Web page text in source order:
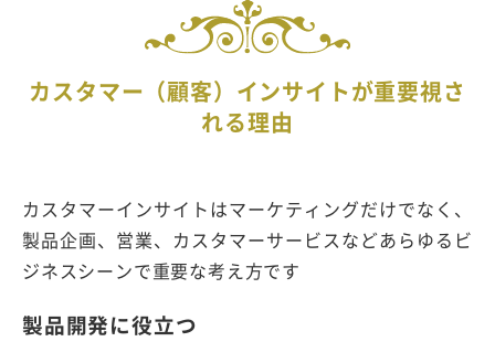
カスタマー（顧客）インサイトが重要視さ
れる理由
カスタマーインサイトはマーケティングだけでなく、
製品企画、営業、カスタマーサービスなどあらゆるビ
ジネスシーンで重要な考え方です
製品開発に役立つ